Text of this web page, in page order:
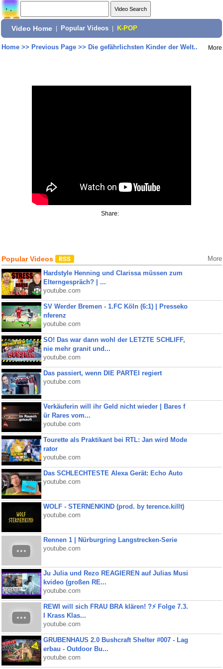
Video Home Popular Videos K-POP
Home>> Previous Page>> Die gefährlichsten Kinder der Welt.. More
Share:
Popular Videos More
Hardstyle Henning und Clarissa müssen zum
Elterngespräch? | ...
youtube.com
SV Werder Bremen - 1.FC Köln (6:1) | Presseko
nferenz
youtube.com
SO! Das war dann wohl der LETZTE SCHLIFF,
nie mehr granit und...
youtube.com
Das passiert, wenn DIE PARTEI regiert
youtube.com
Verkäuferin will ihr Geld nicht wieder | Bares f
ür Rares vom...
youtube.com
Tourette als Praktikant bei RTL: Jan wird Mode
rator
youtube.com
Das SCHLECHTESTE Alexa Gerät: Echo Auto
youtube.com
WOLF - STERNENKIND (prod. by terence.killt)
youtube.com
Rennen 1 | Nürburgring Langstrecken-Serie
youtube.com
Ju Julia und Rezo REAGIEREN auf Julias Musi
kvideo (großen RE...
youtube.com
REWI will sich FRAU BRA klären! ?⚡️ Folge 7.3.
I Krass Klas...
youtube.com
GRUBENHAUS 2.0 Bushcraft Shelter #007 - Lag
erbau - Outdoor Bu...
youtube.com